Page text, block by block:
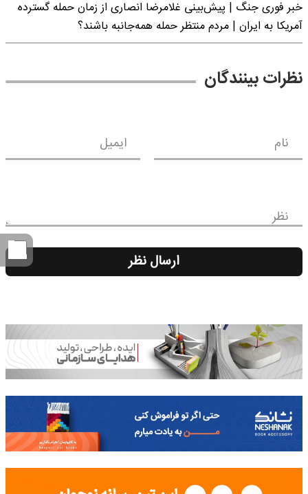
خبر فوری جنگ | پیش‌بینی غلامرضا انصاری از زمان حمله گسترده
آمریکا به ایران | مردم منتظر حمله همه‌جانبه باشند؟
نظرات بینندگان
نام ایمیل
نظر
ارسال نظر